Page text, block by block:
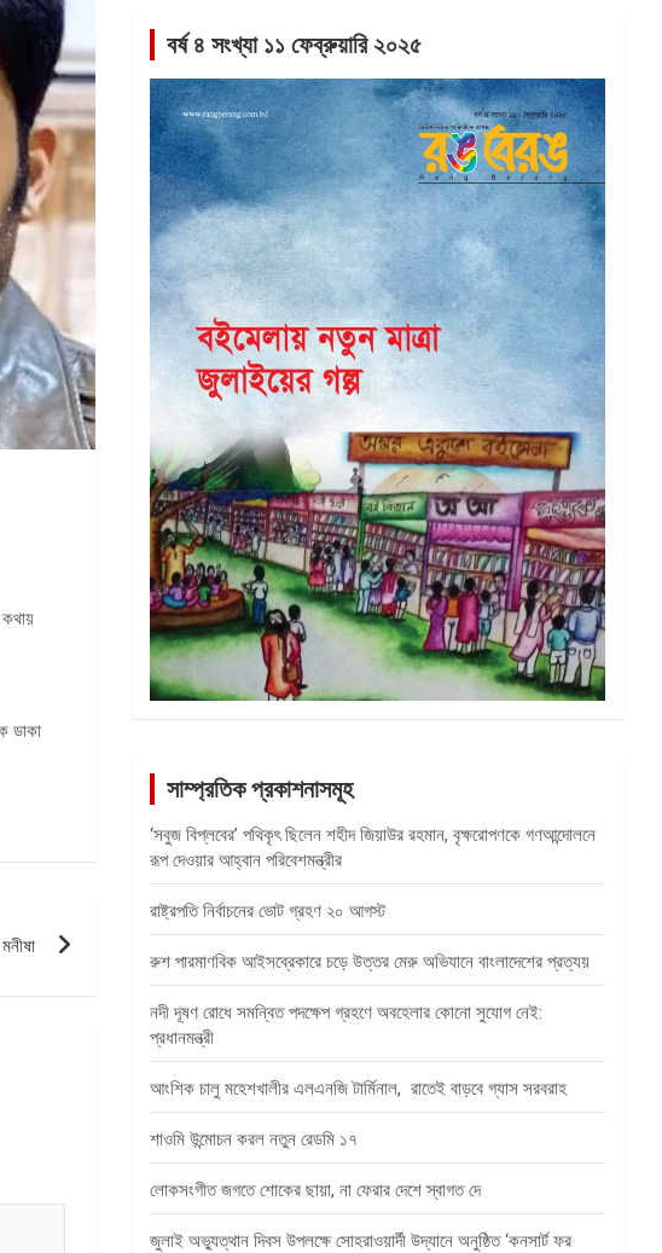
কথায়
ডাকা
বর্ষ ৪ সংখ্যা ১১ ফেব্রুয়ারি ২০২৫
সাম্প্রতিক প্রকাশনাসমূহ
‘সবুজ বিপ্লবের’ পথিকৃৎ ছিলেন শহীদ জিয়াউর রহমান, বৃক্ষরোপণকে গণআন্দোলনে
রূপ দেওয়ার আহ্বান পরিবেশমন্ত্রীর
রাষ্ট্রপতি নির্বাচনের ভোট গ্রহণ ২০ আগস্ট
রুশ পারমাণবিক আইসব্রেকারে চড়ে উত্তর মেরু অভিযানে বাংলাদেশের প্রত্যয়
নদী দূষণ রোধে সমন্বিত পদক্ষেপ গ্রহণে অবহেলার কোনো সুযোগ নেই:
প্রধানমন্ত্রী
আংশিক চালু মহেশখালীর এলএনজি টার্মিনাল, রাতেই বাড়বে গ্যাস সরবরাহ
শাওমি উন্মোচন করল নতুন রেডমি ১৭
লোকসংগীত জগতে শোকের ছায়া, না ফেরার দেশে স্বাগত দে
জুলাই অভ্যুত্থান দিবস উপলক্ষে সোহরাওয়ার্দী উদ্যানে অনুষ্ঠিত ‘কনসার্ট ফর